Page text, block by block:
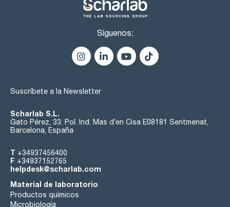
Síguenos:
Suscríbete a la Newsletter
Scharlab S.L.
Gato Pérez, 33. Pol. Ind. Mas d’en Cisa E08181 Sentmenat,
Barcelona, España
T +34937456400
F +34937152765
helpdesk@scharlab.com
Material de laboratorio
Productos químicos
Microbiología